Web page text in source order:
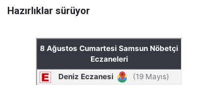
Hazırlıklar sürüyor